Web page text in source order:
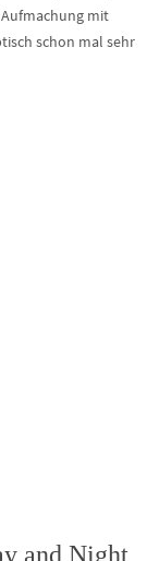
mit
schon mal sehr
and Night